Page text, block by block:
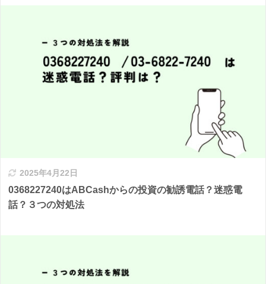
2025年4月22日
0368227240はABCashからの投資の勧誘電話？迷惑電
話？３つの対処法